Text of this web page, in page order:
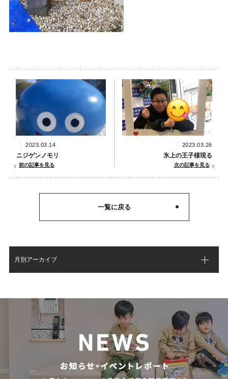
2023.03.14
ニジゲンノモリ
前の記事を見る
2023.03.26
氷上の王子様現る
次の記事を見る
一覧に戻る
月別アーカイブ